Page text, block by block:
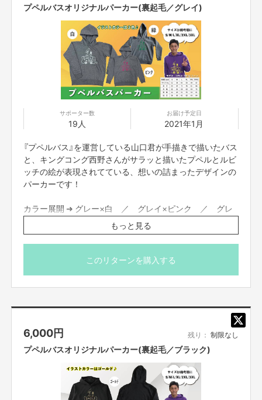
よろしくお願いいたします！
お取引において開示要求があった場合速やかにお答えさせて頂きます。
お問い合わせは下記のURLのメッセージからご連絡ください。
https://cf.fany.lol/users/message/view/23030
プペルバスオリジナルパーカー(裏起毛／グレイ)
サポーター数
19人
お届け予定日
2021年1月
『プペルバス』を運営している山口君が手描きで描いたバス
と、キングコング西野さんがサラッと描いたプペルとルビ
ッチの絵が表現されてている、想いの詰まったデザインの
パーカーです！
カラー展開 ➜ グレー×白 ／ グレイ×ピンク ／ グレ
ー×緑
サイズ展開 ➜ Ｓ／ Ｍ ／ Ｌ ／ ＸＬ ／ ＸＸＬ／ＸＸＸＬ
画像のモデルは１７５センチ、６８キロでＬサイズを着用
ます。
もっと見る
このリターンを購入する
6,000円 残り： 制限なし
プペルバスオリジナルパーカー(裏起毛／ブラック)